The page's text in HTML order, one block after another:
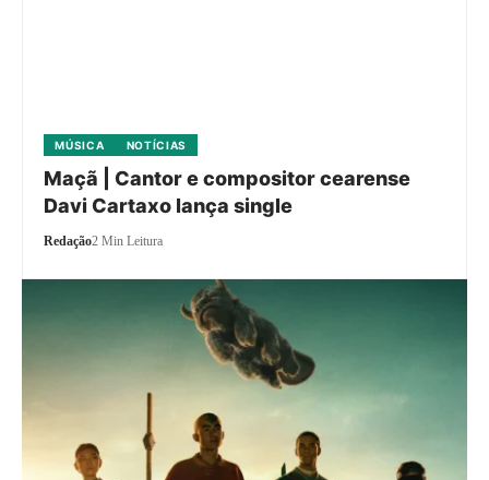
MÚSICA NOTÍCIAS
Maçã | Cantor e compositor cearense
Davi Cartaxo lança single
Redação2 Min Leitura